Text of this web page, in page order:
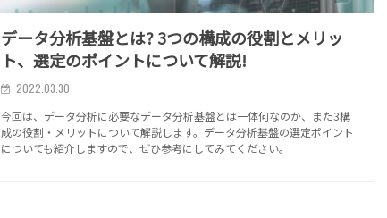
データ分析基盤とは? 3つの構成の役割とメリッ
ト、選定のポイントについて解説!
2022.03.30
今回は、データ分析に必要なデータ分析基盤とは一体何なのか、また3構
成の役割・メリットについて解説します。データ分析基盤の選定ポイント
についても紹介しますので、ぜひ参考にしてみてください。